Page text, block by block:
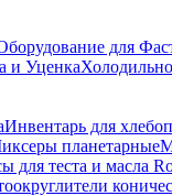
для
и Уценка
Инвентарь для
планетарные
для теста и масла